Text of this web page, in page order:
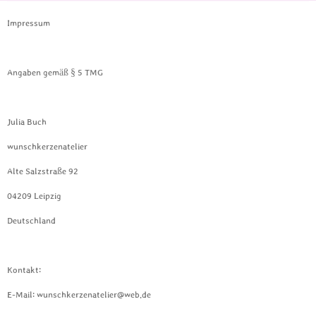
Impressum
Angaben gemäß § 5 TMG
Julia Buch
wunschkerzenatelier
Alte Salzstraße 92
04209 Leipzig
Deutschland
Kontakt:
E-Mail: wunschkerzenatelier@web.de